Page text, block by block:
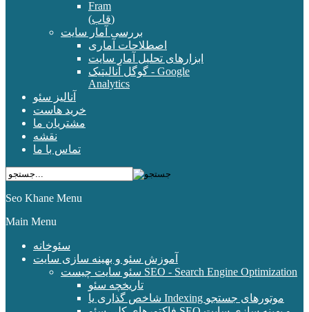
Fram
(قاب)
بررسی آمار سایت
اصطلاحات آماری
ابزارهای تحلیل آمار سایت
گوگل آنالیتیک - Google
Analytics
آنالیز سئو
خرید هاست
مشتریان ما
نقشه
تماس با ما
Seo Khane Menu
Main Menu
سئوخانه
آموزش سئو و بهینه سازی سایت
سئو سایت چیست SEO - Search Engine Optimization
تاریخچه سئو
شاخص گذاری یا Indexing موتورهای جستجو